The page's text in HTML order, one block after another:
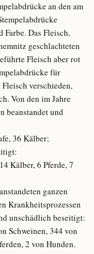
an den am
Farbe. Das Fleisch,
geschlachteten
Fleisch aber rot
für
verschieden,
Von den im Jahre
beanstandet und
36 Kälber;
Kälber, 6 Pferde, 7
ganzen
Krankheitsprozessen
unschädlich beseitigt:
Schweinen, 344 von
2 von Hunden.